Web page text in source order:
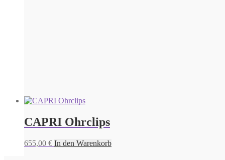
CAPRI Ohrclips
655,00 € In den Warenkorb